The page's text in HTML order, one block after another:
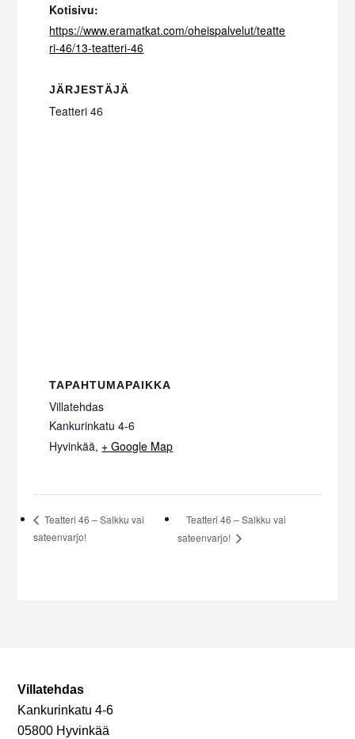
Kotisivu:
https://www.eramatkat.com/oheispalvelut/teatte
ri-46/13-teatteri-46
JÄRJESTÄJÄ
Teatteri 46
TAPAHTUMAPAIKKA
Villatehdas
Kankurinkatu 4-6
Hyvinkää, + Google Map
Teatteri 46 – Salkku vai
sateenvarjo!
Teatteri 46 – Salkku vai
sateenvarjo!
Villatehdas
Kankurinkatu 4-6
05800 Hyvinkää